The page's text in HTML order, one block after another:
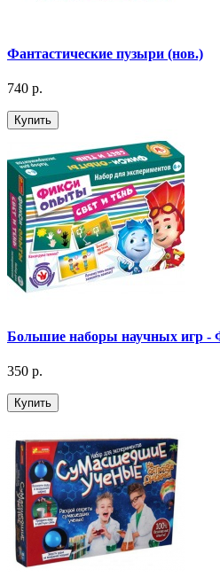
Фантастические пузыри (нов.)
740 р.
Купить
Большие наборы научных игр -
350 р.
Купить